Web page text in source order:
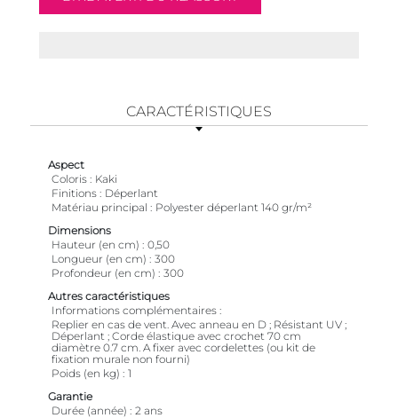
CARACTÉRISTIQUES
Aspect
Coloris
Kaki
Finitions
Déperlant
Matériau principal
Polyester déperlant 140 gr/m²
Dimensions
Hauteur (en cm)
0,50
Longueur (en cm)
300
Profondeur (en cm)
300
Autres caractéristiques
Informations complémentaires
Replier en cas de vent. Avec anneau en D ; Résistant UV ;
Déperlant ; Corde élastique avec crochet 70 cm
diamètre 0.7 cm. A fixer avec cordelettes (ou kit de
fixation murale non fourni)
Poids (en kg)
1
Garantie
Durée (année)
2 ans